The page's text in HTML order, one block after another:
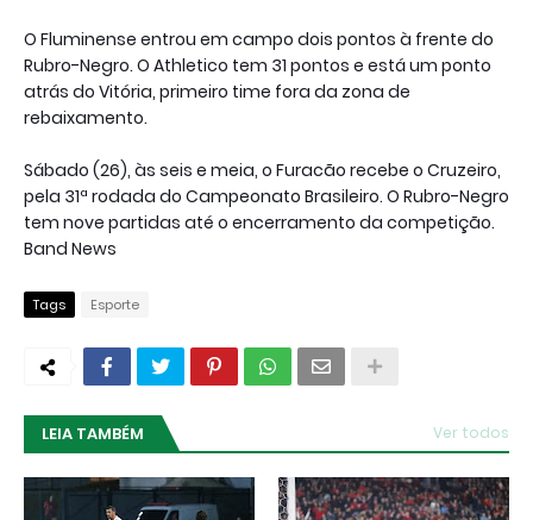
O Fluminense entrou em campo dois pontos à frente do
Rubro-Negro. O Athletico tem 31 pontos e está um ponto
atrás do Vitória, primeiro time fora da zona de
rebaixamento.
Sábado (26), às seis e meia, o Furacão recebe o Cruzeiro,
pela 31ª rodada do Campeonato Brasileiro. O Rubro-Negro
tem nove partidas até o encerramento da competição.
Band News
Tags Esporte
LEIA TAMBÉM Ver todos